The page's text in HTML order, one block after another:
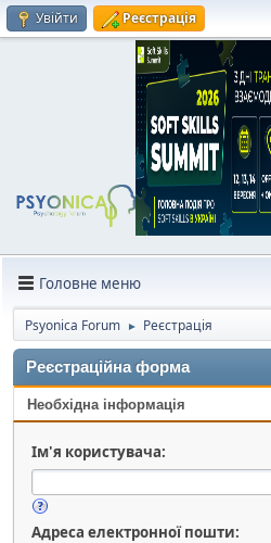
Увійти Реєстрація
Головне меню
Psyonica Forum ► Реєстрація
Реєстраційна форма
Необхідна інформація
Ім'я користувача:
Адреса електронної пошти: